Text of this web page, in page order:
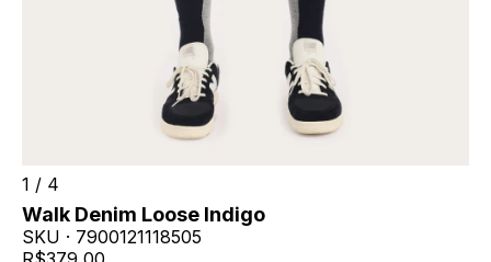
1 / 4
Walk Denim Loose Indigo
SKU · 7900121118505